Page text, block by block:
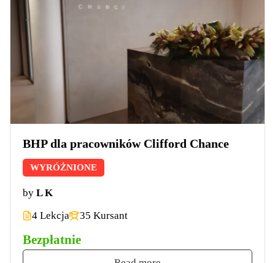
BHP dla pracowników Clifford Chance
WYRÓŻNIONE
by L K
4 Lekcja
35 Kursant
Bezpłatnie